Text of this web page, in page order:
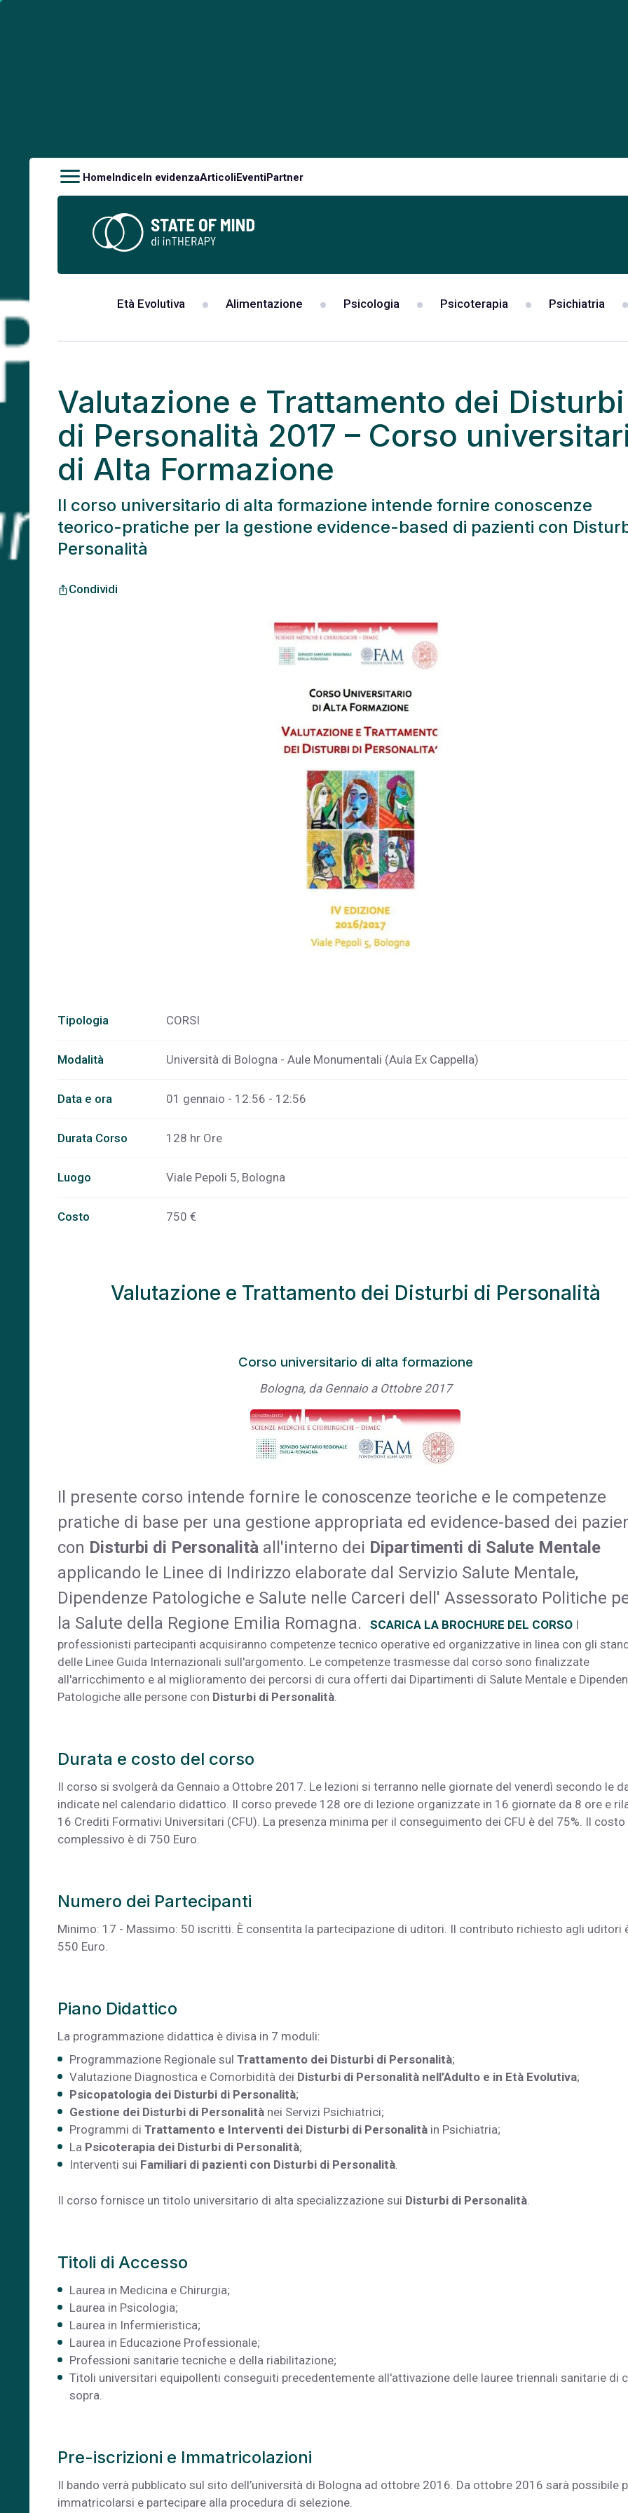
HomeIndiceIn evidenzaArticoliEventiPartner
Età Evolutiva Alimentazione Psicologia Psicoterapia Psichiatria
Valutazione e Trattamento dei Disturbi
di Personalità 2017 – Corso
di Alta Formazione
Il corso universitario di alta formazione intende fornire conoscenze
teorico-pratiche per la gestione evidence-based di pazienti con
Personalità
ios_shareCondividi
Tipologia CORSI
Modalità Università di Bologna - Aule Monumentali (Aula Ex Cappella)
Data e ora 01 gennaio - 12:56 - 12:56
Durata Corso 128 hr Ore
Luogo Viale Pepoli 5, Bologna
Costo 750 €
Valutazione e Trattamento dei Disturbi di Personalità
Corso universitario di alta formazione
Bologna, da Gennaio a Ottobre 2017
Il presente corso intende fornire le conoscenze teoriche e le competenze
pratiche di base per una gestione appropriata ed evidence-based dei
con Disturbi di Personalità all'interno dei Dipartimenti di Salute Mentale
applicando le Linee di Indirizzo elaborate dal Servizio Salute Mentale,
Dipendenze Patologiche e Salute nelle Carceri dell' Assessorato Politiche
la Salute della Regione Emilia Romagna.
SCARICA LA BROCHURE DEL CORSO I
professionisti partecipanti acquisiranno competenze tecnico operative ed organizzative in linea con gli
delle Linee Guida Internazionali sull'argomento. Le competenze trasmesse dal corso sono finalizzate
all'arricchimento e al miglioramento dei percorsi di cura offerti dai Dipartimenti di Salute Mentale e
Patologiche alle persone con Disturbi di Personalità
Durata e costo del corso
Il corso si svolgerà da Gennaio a Ottobre 2017. Le lezioni si terranno nelle giornate del venerdì secondo le
indicate nel calendario didattico. Il corso prevede 128 ore di lezione organizzate in 16 giornate da 8 ore e
16 Crediti Formativi Universitari (CFU). La presenza minima per il conseguimento dei CFU è del 75%. Il costo
complessivo è di 750 Euro.
Numero dei Partecipanti
Minimo: 17 - Massimo: 50 iscritti. È consentita la partecipazione di uditori. Il contributo richiesto agli uditori
550 Euro.
Piano Didattico
La programmazione didattica è divisa in 7 moduli:
Programmazione Regionale sul Trattamento dei Disturbi di Personalità;
Valutazione Diagnostica e Comorbidità dei Disturbi di Personalità nell’Adulto e in Età Evolutiva;
Psicopatologia dei Disturbi di Personalità;
Gestione dei Disturbi di Personalità nei Servizi Psichiatrici;
Programmi di Trattamento e Interventi dei Disturbi di Personalità in Psichiatria;
La Psicoterapia dei Disturbi di Personalità;
Interventi sui Familiari di pazienti con Disturbi di Personalità.
Il corso fornisce un titolo universitario di alta specializzazione sui Disturbi di Personalità
Titoli di Accesso
Laurea in Medicina e Chirurgia;
Laurea in Psicologia;
Laurea in Infermieristica;
Laurea in Educazione Professionale;
Professioni sanitarie tecniche e della riabilitazione;
Titoli universitari equipollenti conseguiti precedentemente all'attivazione delle lauree triennali sanitarie di
sopra.
Pre-iscrizioni e Immatricolazioni
Il bando verrà pubblicato sul sito dell’università di Bologna ad ottobre 2016. Da ottobre 2016 sarà possibile
immatricolarsi e partecipare alla procedura di selezione.